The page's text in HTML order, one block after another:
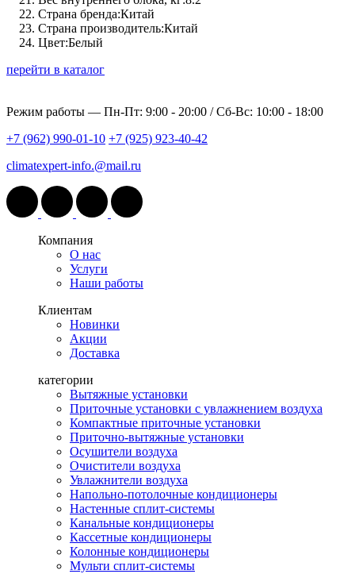
Страна бренда:Китай
Страна производитель:Китай
Цвет:Белый
перейти в каталог
Режим работы — Пн-Пт: 9:00 - 20:00 / Сб-Вс: 10:00 - 18:00
+7 (962) 990-01-10 +7 (925) 923-40-42
climatexpert-info.@mail.ru
Компания
О нас
Услуги
Наши работы
Клиентам
Новинки
Акции
Доставка
категории
Вытяжные установки
Приточные установки с увлажнением воздуха
Компактные приточные установки
Приточно-вытяжные установки
Осушители воздуха
Очистители воздуха
Увлажнители воздуха
Напольно-потолочные кондиционеры
Настенные сплит-системы
Канальные кондиционеры
Кассетные кондиционеры
Колонные кондиционеры
Мульти сплит-системы